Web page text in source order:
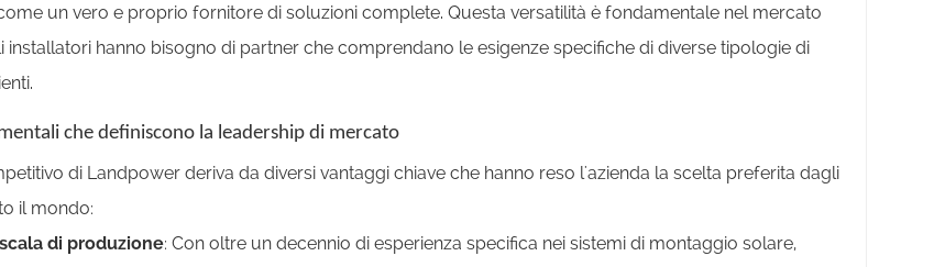
un vero e proprio fornitore di soluzioni complete. Questa versatilità è fondamentale nel mercato
installatori hanno bisogno di partner che comprendano le esigenze specifiche di diverse tipologie di
che definiscono la leadership di mercato
di Landpower deriva da diversi vantaggi chiave che hanno reso l'azienda la scelta preferita dagli
il mondo:
di produzione: Con oltre un decennio di esperienza specifica nei sistemi di montaggio solare,